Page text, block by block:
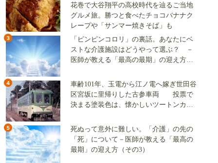
花巻で大谷翔平の高校時代を辿るご当地
グルメ旅。勝つと食べたチョコバナナク
レープや「サンマー焼きそば」も
3
「ピンピンコロリ」の裏話。あなたにベ
ストな介護施設はどうやって選ぶ？ －
医師が教える「最高の最期」の迎え方
4
車齢101年、玉電から江ノ電へ嫁ぎ世田谷
区宮坂に里帰りした古参車両 投票で
決まる塗装色は、懐かしいツートンカラ
5
死ぬって意外に難しい。「介護」の先の
「死」について－医師が教える「最高の
最期」の迎え方（その3）